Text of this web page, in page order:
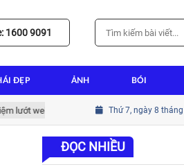
1600 9091
ĐẸP ẢNH BÓI
web tốt nhất Hướng dẫn cài win
Thứ 7, ngày 8
ĐỌC NHIỀU